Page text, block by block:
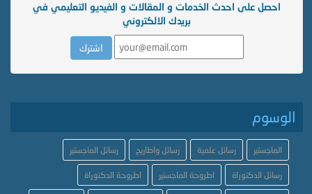
احصل على احدث الخدمات و المقالات و الفيديو التعليمي في
بريدك الالكتروني
الوسوم
الماجستير رسائل علمية رسائل واطاريح رسائل الماجستير
رسائل الدكتوراة اطروحة الماجستير اطروحة الدكتوراة